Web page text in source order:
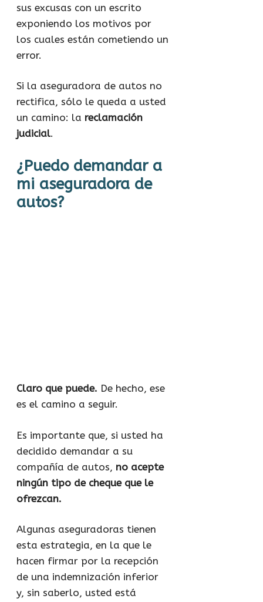
sus excusas con un escrito
exponiendo los motivos por
los cuales están cometiendo un
error.
Si la aseguradora de autos no
rectifica, sólo le queda a usted
un camino: la reclamación
judicial.
¿Puedo demandar a
mi aseguradora de
autos?
Claro que puede. De hecho, ese
es el camino a seguir.
Es importante que, si usted ha
decidido demandar a su
compañía de autos, no acepte
ningún tipo de cheque que le
ofrezcan.
Algunas aseguradoras tienen
esta estrategia, en la que le
hacen firmar por la recepción
de una indemnización inferior
y, sin saberlo, usted está